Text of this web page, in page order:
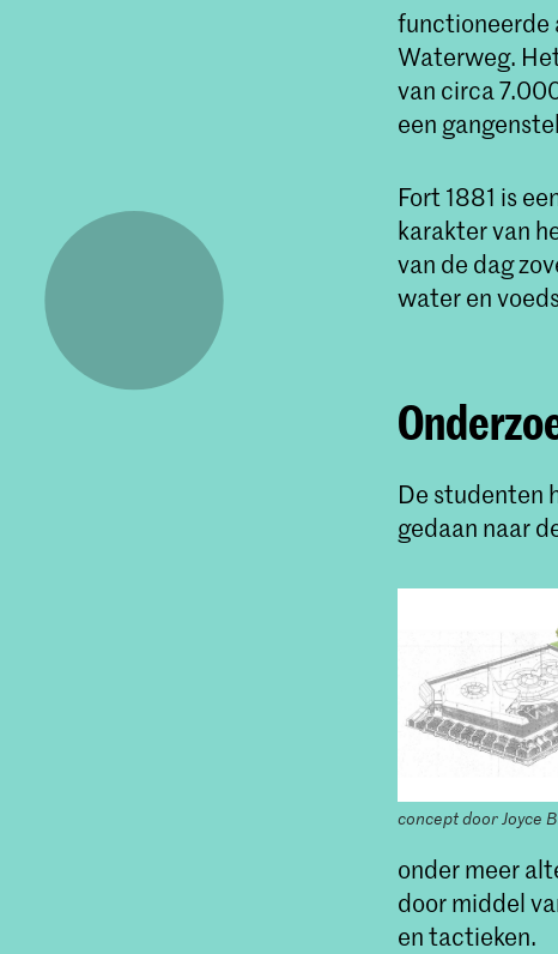
functioneerde
Waterweg.
van circa
een
Fort 1881 is
karakter van
van de dag
water en
De studenten
gedaan naar
concept door Joyce
onder meer
door middel
en tactieken.